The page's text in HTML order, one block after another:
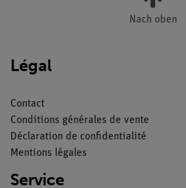
Nach oben
Légal
Contact
Conditions générales de vente
Déclaration de confidentialité
Mentions légales
Service